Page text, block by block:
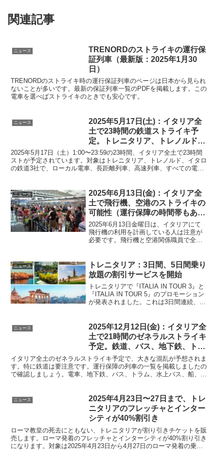
関連記事
ニュース
TRENORDのストライキの運行保
証列車（最新版：2025年1月30
日）
TRENORDのストライキ時の運行保証列車のページは日本から見られ
ないことが多いです。最新の保証列車一覧のPDFを掲載します。この
電車を選べばストライキのときでも安心です。
ニュース
2025年5月17日(土)：イタリア全
土で23時間の鉄道ストライキ予
定。トレニタリア、トレノルド、
イタロが対象。運行保障の列車の
一覧を掲載
2025年5月17日（土）1:00〜23:59の23時間、イタリア全土で23時間
ストが予定されています。対象はトレニタリア、トレノルド、イタロ
の鉄道3社で、ローカル電車、長距離列車、高速列車、すべての電車
ニュース
2025年6月13日(金)：イタリア全
土で飛行機、空港のストライキの
可能性（運行保障の時間帯もあ
り）→スト中止になりました
2025年6月13日金曜日は、イタリアにて
飛行機の利用を計画している人は注意が
必要です。飛行機と空港関係職員で全国
航、混乱が発生する可能性があります。
飛行機の運航保障時間帯、スト時の保障
もチェックしましょう。
ニュース
トレニタリア：3日間、5日間乗り
放題の割引サービスを開始
トレニタリアで『ITALIA IN TOUR 3』と
『ITALIA IN TOUR 5』のプロモーション
が発表されました。これは3日間連続、あ
車）」の2等席が乗り放題になる割引サー
ビスです。
ニュース
2025年12月12日(金)：イタリア全
土で21時間のゼネラルストライキ
予定。鉄道、バス、地下鉄、トラ
ム、タクシーなどが対象。運行保
障の列車の一覧あり
イタリア全土のゼネラルストライキ予定で、大きな混乱が予想されま
す。特に鉄道は要注意です。運行保障の列車の一覧を掲載しましたの
で確認しましょう。電車、地下鉄、バス、トラム、水上バス、船、高
ニュース
2025年4月23日〜27日まで、トレ
ニタリアのフレッチャとインター
シティが40%割引き
ローマ教皇の死去にともない、トレニタリアが割り引きチケットを販
売します。ローマ発着のフレッチャとインターシティが40%割り引き
になります。対象は2025年4月23日から4月27日のローマ発着の乗車